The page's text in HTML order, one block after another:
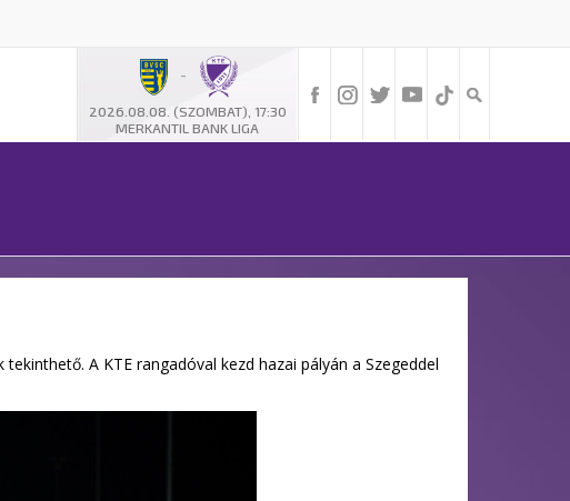
-
2026.08.08. (SZOMBAT), 17:30
MERKANTIL BANK LIGA
A KTE rangadóval kezd hazai pályán a Szegeddel